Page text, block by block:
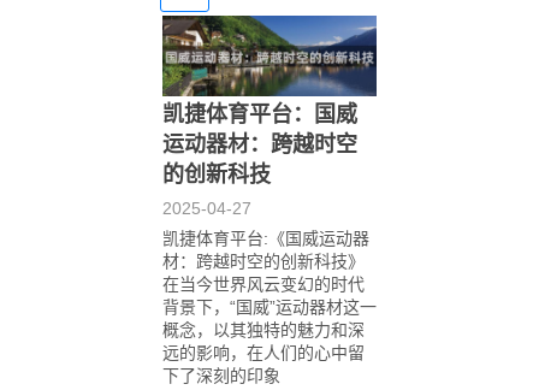
凯捷体育平台：国威
运动器材：跨越时空
的创新科技
2025-04-27
凯捷体育平台:《国威运动器
材：跨越时空的创新科技》
在当今世界风云变幻的时代
背景下，“国威”运动器材这一
概念，以其独特的魅力和深
远的影响，在人们的心中留
下了深刻的印象